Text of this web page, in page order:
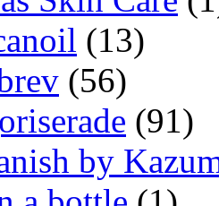
(13)
(56)
(91)
by